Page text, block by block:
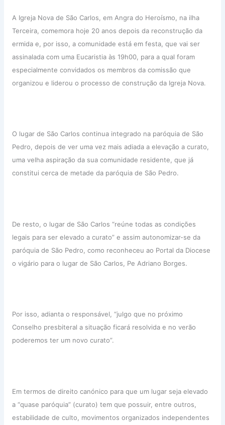
A Igreja Nova de São Carlos, em Angra do Heroísmo, na ilha
Terceira, comemora hoje 20 anos depois da reconstrução da
ermida e, por isso, a comunidade está em festa, que vai ser
assinalada com uma Eucaristia às 19h00, para a qual foram
especialmente convidados os membros da comissão que
organizou e liderou o processo de construção da Igreja Nova.
O lugar de São Carlos continua integrado na paróquia de São
Pedro, depois de ver uma vez mais adiada a elevação a curato,
uma velha aspiração da sua comunidade residente, que já
constitui cerca de metade da paróquia de São Pedro.
De resto, o lugar de São Carlos “reúne todas as condições
legais para ser elevado a curato” e assim autonomizar-se da
paróquia de São Pedro, como reconheceu ao Portal da Diocese
o vigário para o lugar de São Carlos, Pe Adriano Borges.
Por isso, adianta o responsável, “julgo que no próximo
Conselho presbiteral a situação ficará resolvida e no verão
poderemos ter um novo curato”.
Em termos de direito canónico para que um lugar seja elevado
a “quase paróquia” (curato) tem que possuir, entre outros,
estabilidade de culto, movimentos organizados independentes